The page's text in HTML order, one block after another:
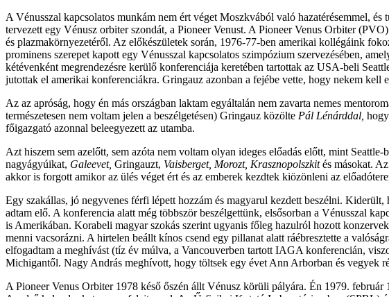
A Vénusszal kapcsolatos munkám nem ért véget Moszkvából való hazatérésemmel,
tervezett egy Vénusz orbiter szondát, a Pioneer Venust. A Pioneer Venus Orbiter
és plazmakörnyezetéről. Az előkészületek során, 1976-77-ben amerikai kollégáink
prominens szerepet kapott egy Vénusszal kapcsolatos szimpózium szervezésében,
kétévenként megrendezésre kerülő konferenciája keretében tartottak az USA-beli
jutottak el amerikai konferenciákra. Gringauz azonban a fejébe vette, hogy nekem kell
Az az apróság, hogy én más országban laktam egyáltalán nem zavarta nemes
természetesen nem voltam jelen a beszélgetésen) Gringauz közölte Pál Lénárddal,
főigazgató azonnal beleegyezett az utamba.
Azt hiszem sem azelőtt, sem azóta nem voltam olyan ideges előadás előtt, mint
nagyágyúikat, Galeevet, Gringauzt, Vaisberget, Morozt, Krasznopolszkités másokat.
akkor is forgott amikor az ülés véget ért és az emberek kezdtek kiözönleni az
Egy szakállas, jó negyvenes férfi lépett hozzám és magyarul kezdett beszélni. Kiderült,
adtam elő. A konferencia alatt még többször beszélgettünk, elsősorban a Vénusszal
is Amerikában. Korabeli magyar szokás szerint ugyanis főleg hazulról hozott
menni vacsorázni. A hirtelen beállt kínos csend egy pillanat alatt ráébresztette a
elfogadtam a meghívást (tíz év múlva, a Vancouverben tartott IAGA konferencián,
Michigantől. Nagy András meghívott, hogy töltsek egy évet Ann Arborban és vegyek
A Pioneer Venus Orbiter 1978 késő őszén állt Vénusz körüli pályára. Én 1979.